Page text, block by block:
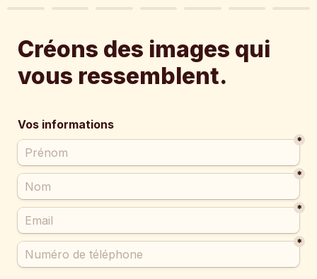
Créons des images qui
vous ressemblent.
Vos informations
*
*
*
*